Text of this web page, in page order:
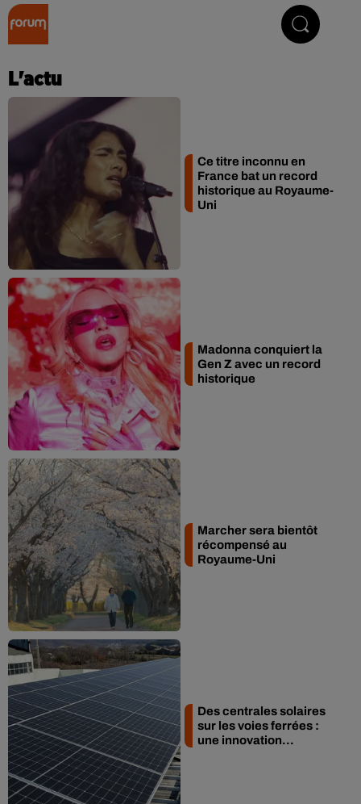
L'actu
Ce titre inconnu en
France bat un record
historique au Royaume-
Uni
Madonna conquiert la
Gen Z avec un record
historique
Marcher sera bientôt
récompensé au
Royaume-Uni
Des centrales solaires
sur les voies ferrées :
une innovation...